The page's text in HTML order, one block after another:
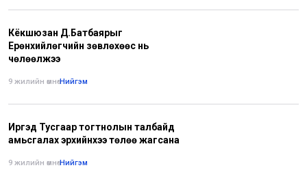
Кёкүшюзан Д.Батбаярыг
Ерөнхийлөгчийн зөвлөхөөс нь
чөлөөлжээ
9 жилийн өмнө•Нийгэм
Иргэд Тусгаар тогтнолын талбайд
амьсгалах эрхийнхээ төлөө жагсана
9 жилийн өмнө•Нийгэм